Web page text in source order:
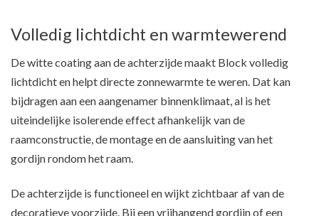
Volledig lichtdicht en warmtewerend
De witte coating aan de achterzijde maakt Block volledig
lichtdicht en helpt directe zonnewarmte te weren. Dat kan
bijdragen aan een aangenamer binnenklimaat, al is het
uiteindelijke isolerende effect afhankelijk van de
raamconstructie, de montage en de aansluiting van het
gordijn rondom het raam.
De achterzijde is functioneel en wijkt zichtbaar af van de
decoratieve voorzijde. Bij een vrijhangend gordijn of een